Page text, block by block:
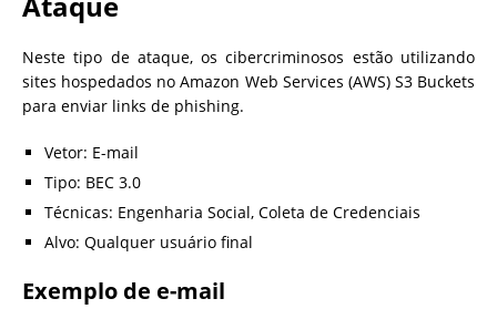
Neste tipo de ataque, os cibercriminosos estão utilizando
sites hospedados no Amazon Web Services (AWS) S3 Buckets
para enviar links de phishing.
Vetor: E-mail
Tipo: BEC 3.0
Técnicas: Engenharia Social, Coleta de Credenciais
Alvo: Qualquer usuário final
Exemplo de e-mail